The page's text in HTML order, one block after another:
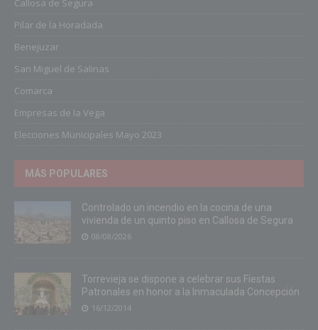
Pilar de la Horadada
Benejuzar
San Miguel de Salinas
Comarca
Empresas de la Vega
Elecciones Municipales Mayo 2023
MÁS POPULARES
Controlado un incendio en la cocina de una
vivienda de un quinto piso en Callosa de Segura
08/08/2026
Torrevieja se dispone a celebrar sus Fiestas
Patronales en honor a la Inmaculada Concepción
16/12/2014